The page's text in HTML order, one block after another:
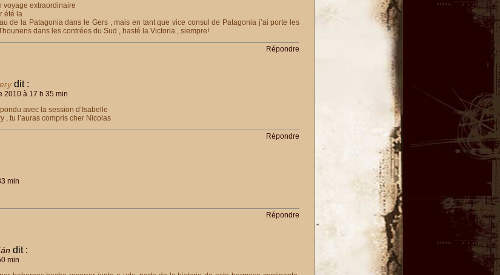
voyage extraordinaire
été la
de la Patagonia dans le Gers , mais en tant que vice consul de Patagonia j’ai porte les
dans les contrées du Sud , hasté la Victoria , siempre!
Répondre
dit :
2010 à 17 h 35 min
avec la session d’Isabelle
, tu l’auras compris cher Nicolas
Répondre
min
Répondre
dit :
min